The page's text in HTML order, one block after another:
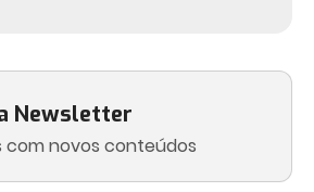
Newsletter
com novos conteúdos